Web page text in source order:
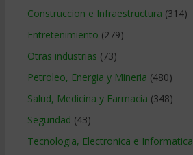
Construccion e Infraestructura (314)
Entretenimiento (279)
Otras industrias (73)
Petroleo, Energia y Mineria (480)
Salud, Medicina y Farmacia (348)
Seguridad (43)
Tecnologia, Electronica e Informatica